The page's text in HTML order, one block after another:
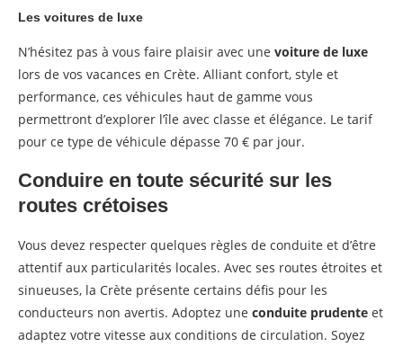
Les voitures de luxe
N’hésitez pas à vous faire plaisir avec une voiture de luxe
lors de vos vacances en Crète. Alliant confort, style et
performance, ces véhicules haut de gamme vous
permettront d’explorer l’île avec classe et élégance. Le tarif
pour ce type de véhicule dépasse 70 € par jour.
Conduire en toute sécurité sur les
routes crétoises
Vous devez respecter quelques règles de conduite et d’être
attentif aux particularités locales. Avec ses routes étroites et
sinueuses, la Crète présente certains défis pour les
conducteurs non avertis. Adoptez une conduite prudente et
adaptez votre vitesse aux conditions de circulation. Soyez